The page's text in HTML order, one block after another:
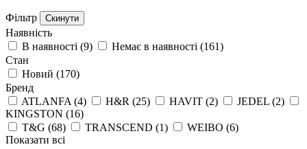
Фільтр Скинути
Наявність
В наявності (9) Немає в наявності (161)
Стан
Новий (170)
Бренд
ATLANFA (4) H&R (25) HAVIT (2) JEDEL (2)
KINGSTON (16)
T&G (68) TRANSCEND (1) WEIBO (6)
Показати всі